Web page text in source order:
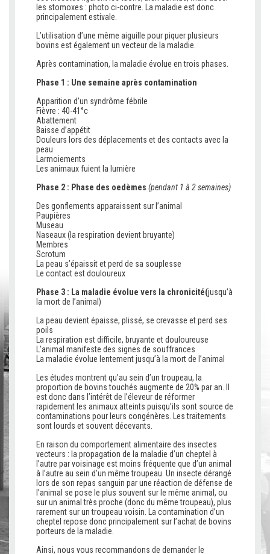
les stomoxes : photo ci-contre. La maladie est donc
principalement estivale.
L’utilisation d’une même aiguille pour piquer plusieurs
bovins est également un vecteur de la maladie.
Après contamination, la maladie évolue en trois phases.
Phase 1 : Une semaine après contamination
Apparition d’un syndrôme fébrile
Fièvre : 40-41°c
Abattement
Baisse d’appétit
Douleurs lors des déplacements et des contacts avec la
peau
Larmoiements
Les animaux fuient la lumière
Phase 2 : Phase des oedèmes (pendant 1 à 2 semaines)
Des gonflements apparaissent sur l’animal
Paupières
Museau
Naseaux (la respiration devient bruyante)
Membres
Scrotum
La peau s’épaissit et perd de sa souplesse
Le contact est douloureux
Phase 3 : La maladie évolue vers la chronicité(jusqu’à
la mort de l’animal)
La peau devient épaisse, plissé, se crevasse et perd ses
poils
La respiration est difficile, bruyante et douloureuse
L’animal manifeste des signes de souffrances
La maladie évolue lentement jusqu’à la mort de l’animal
Les études montrent qu’au sein d’un troupeau, la
proportion de bovins touchés augmente de 20% par an. Il
est donc dans l’intérêt de l’éleveur de réformer
rapidement les animaux atteints puisqu’ils sont source de
contaminations pour leurs congénères. Les traitements
sont lourds et souvent décevants.
En raison du comportement alimentaire des insectes
vecteurs : la propagation de la maladie d’un cheptel à
l’autre par voisinage est moins fréquente que d’un animal
à l’autre au sein d’un même troupeau. Un insecte dérangé
lors de son repas sanguin par une réaction de défense de
l’animal se pose le plus souvent sur le même animal, ou
sur un animal très proche (donc du même troupeau), plus
rarement sur un troupeau voisin. La contamination d’un
cheptel repose donc principalement sur l’achat de bovins
porteurs de la maladie.
Ainsi, nous vous recommandons de demander le